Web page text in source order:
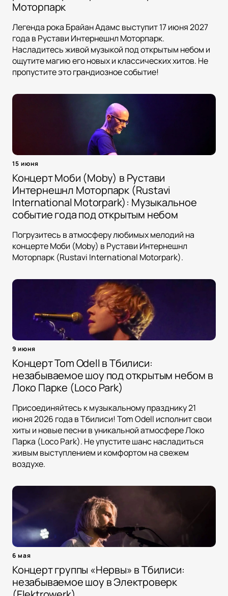
Моторпарк
Легенда рока Брайан Адамс выступит 17 июня 2027
года в Рустави Интернешнл Моторпарк.
Насладитесь живой музыкой под открытым небом и
ощутите магию его новых и классических хитов. Не
пропустите это грандиозное событие!
15 июня
Концерт Моби (Moby) в Рустави
Интернешнл Моторпарк (Rustavi
International Motorpark): Музыкальное
событие года под открытым небом
Погрузитесь в атмосферу любимых мелодий на
концерте Моби (Moby) в Рустави Интернешнл
Моторпарк (Rustavi International Motorpark).
9 июня
Концерт Tom Odell в Тбилиси:
незабываемое шоу под открытым небом в
Локо Парке (Loco Park)
Присоединяйтесь к музыкальному празднику 21
июня 2026 года в Тбилиси! Tom Odell исполнит свои
хиты и новые песни в уникальной атмосфере Локо
Парка (Loco Park). Не упустите шанс насладиться
живым выступлением и комфортом на свежем
воздухе.
6 мая
Концерт группы «Нервы» в Тбилиси:
незабываемое шоу в Электроверк